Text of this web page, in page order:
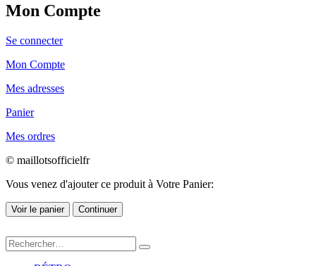
Mon Compte
Se connecter
Mon Compte
Mes adresses
Panier
Mes ordres
© maillotsofficielfr
Vous venez d'ajouter ce produit à Votre Panier:
Voir le panier Continuer